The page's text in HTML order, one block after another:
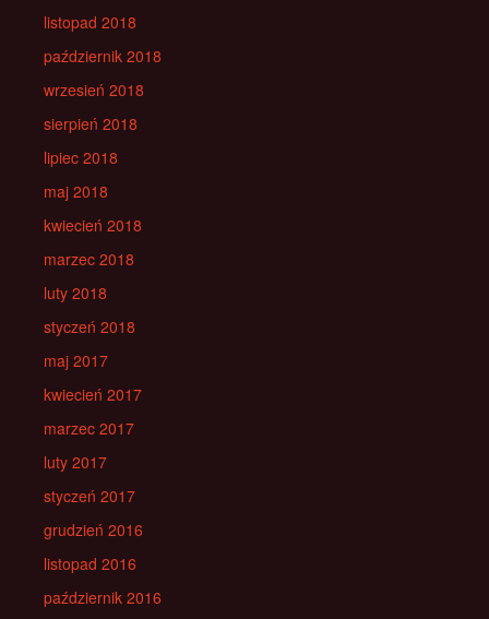
listopad 2018
październik 2018
wrzesień 2018
sierpień 2018
lipiec 2018
maj 2018
kwiecień 2018
marzec 2018
luty 2018
styczeń 2018
maj 2017
kwiecień 2017
marzec 2017
luty 2017
styczeń 2017
grudzień 2016
listopad 2016
październik 2016